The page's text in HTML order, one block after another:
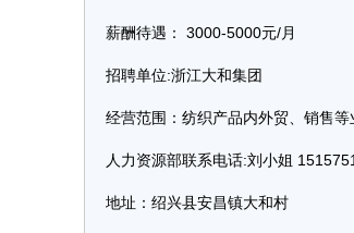
薪酬待遇： 3000-5000元/月
招聘单位:浙江大和集团
经营范围：纺织产品内外贸、销售等
人力资源部联系电话:刘小姐
地址：绍兴县安昌镇大和村